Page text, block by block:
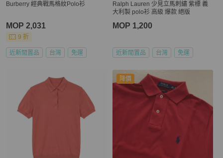
Burberry 經典戰馬格紋Polo衫
MOP 2,031
9 折
近新閒置品 台灣 免運
Ralph Lauren 少見立馬刺繡 紫標 義
大利製 polo衫 高級 爆款 絕版
MOP 1,200
近新閒置品 台灣 免運
降價